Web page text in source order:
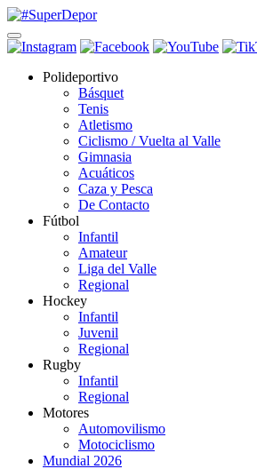
Polideportivo
Básquet
Tenis
Atletismo
Ciclismo / Vuelta al Valle
Gimnasia
Acuáticos
Caza y Pesca
De Contacto
Fútbol
Infantil
Amateur
Liga del Valle
Regional
Hockey
Infantil
Juvenil
Regional
Rugby
Infantil
Regional
Motores
Automovilismo
Motociclismo
Mundial 2026